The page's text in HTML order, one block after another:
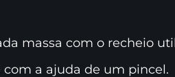
massa com o recheio
a ajuda de um pincel.